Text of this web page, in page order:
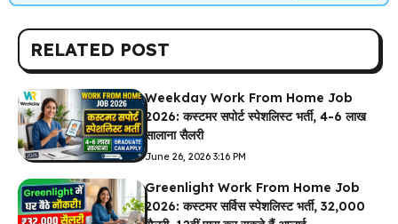
RELATED POST
Weekday Work From Home Job
2026: कस्टमर सपोर्ट स्पेशलिस्ट भर्ती, 4-6 लाख
सालाना सैलरी
June 26, 2026 3:16 PM
Greenlight Work From Home Job
2026: कस्टमर सर्विस स्पेशलिस्ट भर्ती, ₹32,000